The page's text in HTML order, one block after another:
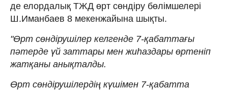
де елордалық ТЖД өрт сөндіру бөлімшелері
Ш.Иманбаев 8 мекенжайына шықты.
"Өрт сөндірушілер келгенде 7-қабаттағы
пәтерде үй заттары мен жиhаздары өртеніп
жатқаны анықталды.
Өрт сөндірушілердің күшімен 7-қабатта